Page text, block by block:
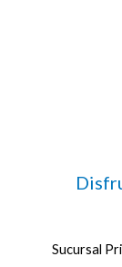
Sucursal